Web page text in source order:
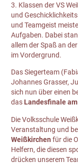
3. Klassen der VS
und
und Teamgeist
Aufgaben. Dabei
allem der Spaß an
im Vordergrund.
Das Siegerteam
Johannes Grasser,
sich nun über einen
das Landesfinale
Die Volksschule
Veranstaltung und
Weißkirchen für die
Helfern, die diesen
drücken unserem